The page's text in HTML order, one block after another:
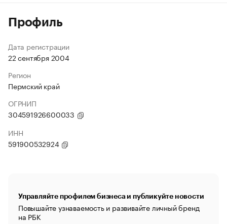
Профиль
Дата регистрации
22 сентября 2004
Регион
Пермский край
ОГРНИП
304591926600033
ИНН
591900532924
Управляйте профилем бизнеса и публикуйте новости
Повышайте узнаваемость и развивайте личный бренд
на РБК